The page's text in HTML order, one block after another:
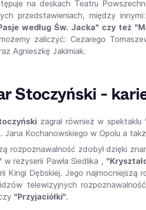
na deskach Teatru
przedstawieniach, między innymi:
według Św. Jacka" czy też
zaliczyć: Cezarego
Agnieszkę Jakimiak.
Stoczyński -
zagrał również w spektaklu
Jana Kochanowskiego w Opolu a
rozpoznawalność zdobył dzięki
w reżyserii Pawła Siedlika ,
Kingi Dębskiej. Jego najmocniejszą
telewizyjnych
"Przyjaciółki".